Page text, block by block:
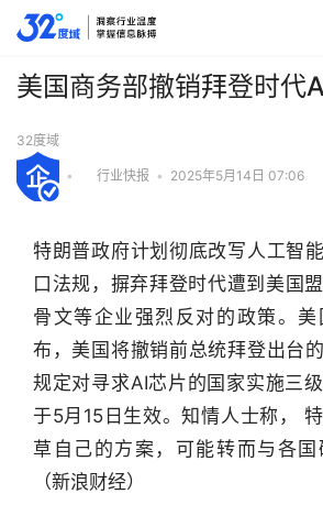
行
美国商务部撤销拜登时代
32度域
• 行业快报 • 2025年5月14日 07:06
特朗普政府计划彻底改写人工智
口法规，摒弃拜登时代遭到美国
骨文等企业强烈反对的政策。
布，美国将撤销前总统拜登出台
规定对寻求AI芯片的国家实施三
于5月15日生效。知情人士称，
草自己的方案，可能转而与各国
（新浪财经）